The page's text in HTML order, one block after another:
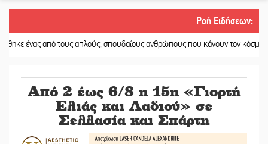
Ροή Ειδήσεων:
τους απλούς, σπουδαίους ανθρώπους που κάνουν τον κόσμο λίγο πιο
Από 2 έως 6/8 η 15η «Γιορτή
Ελιάς και Λαδιού» σε
Σελλασία και Σπάρτη